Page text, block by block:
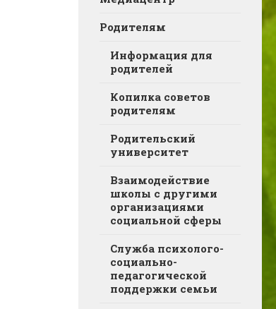
Родителям
Информация для
родителей
Копилка советов
родителям
Родительский
университет
Взаимодействие
школы с другими
организациями
социальной сферы
Служба психолого-
социально-
педагогической
поддержки семьи